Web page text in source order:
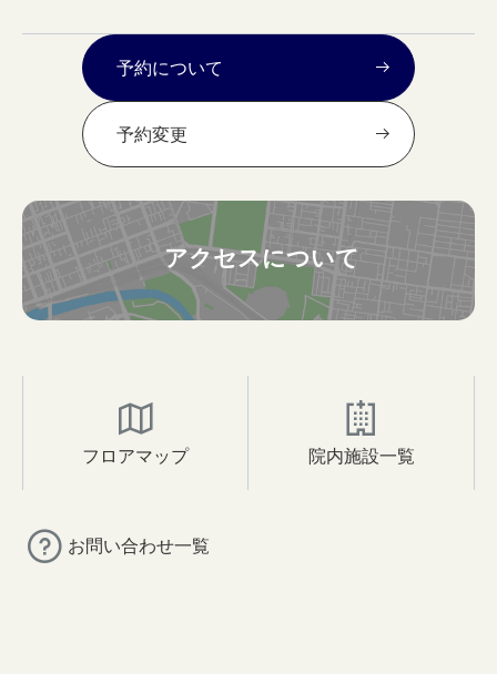
予約について
予約変更
アクセスについて
フロアマップ 院内施設一覧
お問い合わせ一覧